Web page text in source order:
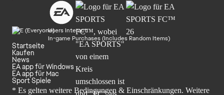
Users Interact
In-game Purchases (Includes Random Items)
Startseite
Kaufen
News
EA app für Windows
EA app für Mac
Sport Spiele
* Es gelten weitere Bedingungen & Einschränkungen. Weitere